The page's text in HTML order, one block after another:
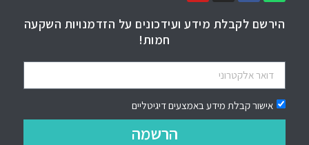
הירשם לקבלת מידע ועידכונים על הזדמנויות השקעה
חמות!
אישור קבלת מידע באמצעים דיגיטליים
הרשמה